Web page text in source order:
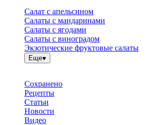
Салат с апельсином
Салаты с мандаринами
Салаты с ягодами
Салаты с виноградом
Экзотические фруктовые салаты
Еще
Сохранено
Рецепты
Статьи
Новости
Видео